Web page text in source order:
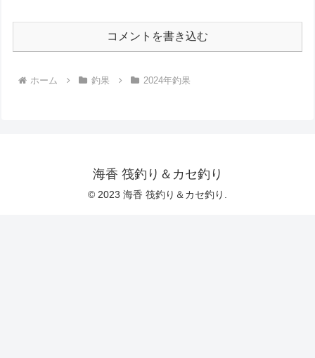
コメントを書き込む
ホーム 釣果 2024年釣果
海香 筏釣り＆カセ釣り
© 2023 海香 筏釣り＆カセ釣り.